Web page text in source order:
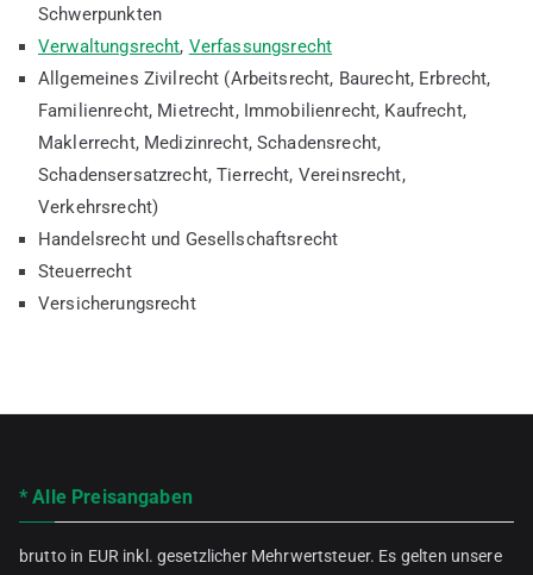
Schwerpunkten
Verwaltungsrecht, Verfassungsrecht
Allgemeines Zivilrecht (Arbeitsrecht, Baurecht, Erbrecht,
Familienrecht, Mietrecht, Immobilienrecht, Kaufrecht,
Maklerrecht, Medizinrecht, Schadensrecht,
Schadensersatzrecht, Tierrecht, Vereinsrecht,
Verkehrsrecht)
Handelsrecht und Gesellschaftsrecht
Steuerrecht
Versicherungsrecht
* Alle Preisangaben
brutto in EUR inkl. gesetzlicher Mehrwertsteuer. Es gelten unsere